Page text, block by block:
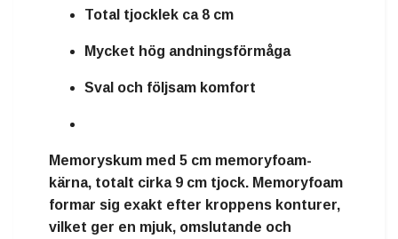
Total tjocklek ca 8 cm
Mycket hög andningsförmåga
Sval och följsam komfort
Memoryskum med 5 cm memoryfoam-
kärna, totalt cirka 9 cm tjock. Memoryfoam
formar sig exakt efter kroppens konturer,
vilket ger en mjuk, omslutande och